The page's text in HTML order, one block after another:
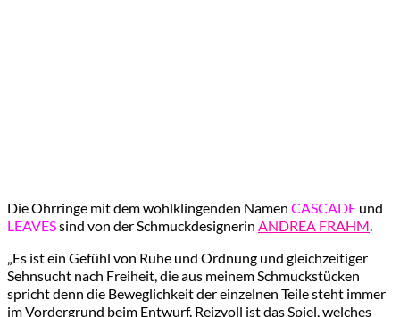
Die Ohrringe mit dem wohlklingenden Namen CASCADE und
LEAVESsind von der Schmuckdesignerin ANDREA FRAHM
„Es ist ein Gefühl von Ruhe und Ordnung und gleichzeitiger
Sehnsucht nach Freiheit, die aus meinem Schmuckstücken
spricht denn die Beweglichkeit der einzelnen Teile steht immer
im Vordergrund beim Entwurf. Reizvoll ist das Spiel, welches